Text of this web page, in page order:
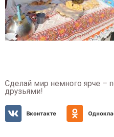
Сделай мир немного ярче –
друзьями!
Вконтакте